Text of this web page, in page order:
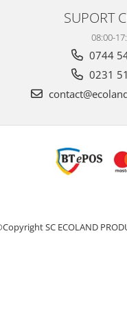
SUPORT
08:00-
0744
0231
SC ECOLAND